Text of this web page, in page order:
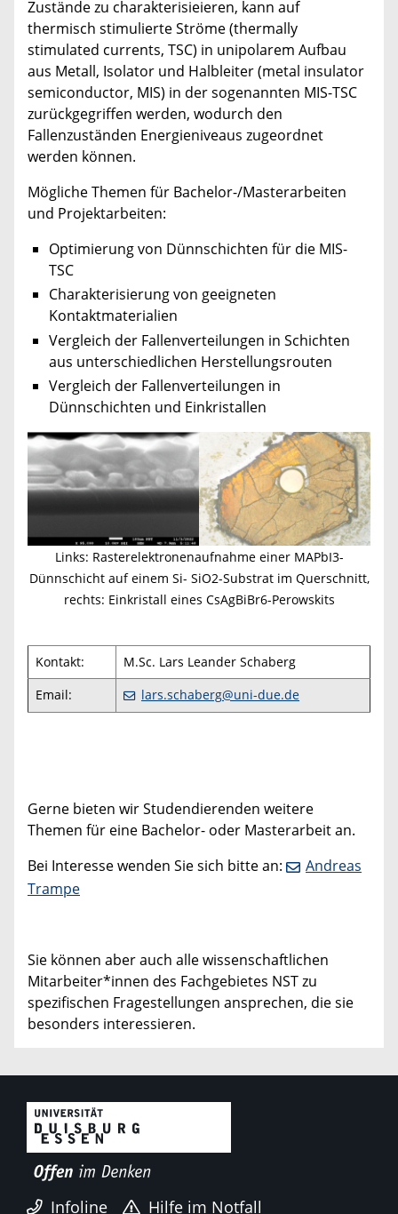
Zustände zu charakterisieieren, kann auf
thermisch stimulierte Ströme (thermally
stimulated currents, TSC) in unipolarem Aufbau
aus Metall, Isolator und Halbleiter (metal insulator
semiconductor, MIS) in der sogenannten MIS-TSC
zurückgegriffen werden, wodurch den
Fallenzuständen Energieniveaus zugeordnet
werden können.
Mögliche Themen für Bachelor-/Masterarbeiten
und Projektarbeiten:
Optimierung von Dünnschichten für die MIS-
TSC
Charakterisierung von geeigneten
Kontaktmaterialien
Vergleich der Fallenverteilungen in Schichten
aus unterschiedlichen Herstellungsrouten
Vergleich der Fallenverteilungen in
Dünnschichten und Einkristallen
Links: Rasterelektronenaufnahme einer MAPbI3-
Dünnschicht auf einem Si- SiO2-Substrat im Querschnitt,
rechts: Einkristall eines CsAgBiBr6-Perowskits
Kontakt:
M.Sc. Lars Leander Schaberg
Email:
lars.schaberg@uni-due.de
Gerne bieten wir Studendierenden weitere
Themen für eine Bachelor- oder Masterarbeit an.
Bei Interesse wenden Sie sich bitte an:
Andreas
Trampe
Sie können aber auch alle wissenschaftlichen
Mitarbeiter*innen des Fachgebietes NST zu
spezifischen Fragestellungen ansprechen, die sie
besonders interessieren.
Infoline Hilfe im Notfall